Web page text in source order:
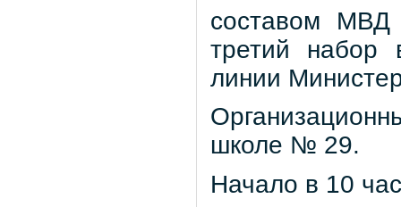
составом МВД
третий набор
линии
школе № 29.
Начало в 10